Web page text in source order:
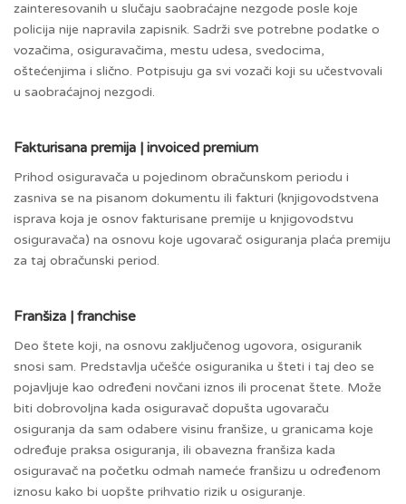
zainteresovanih u slučaju saobraćajne nezgode posle koje
policija nije napravila zapisnik. Sadrži sve potrebne podatke o
vozačima, osiguravačima, mestu udesa, svedocima,
oštećenjima i slično. Potpisuju ga svi vozači koji su učestvovali
u saobraćajnoj nezgodi.
Fakturisana premija | invoiced premium
Prihod osiguravača u pojedinom obračunskom periodu i
zasniva se na pisanom dokumentu ili fakturi (knjigovodstvena
isprava koja je osnov fakturisane premije u knjigovodstvu
osiguravača) na osnovu koje ugovarač osiguranja plaća premiju
za taj obračunski period.
Franšiza | franchise
Deo štete koji, na osnovu zaključenog ugovora, osiguranik
snosi sam. Predstavlja učešće osiguranika u šteti i taj deo se
pojavljuje kao određeni novčani iznos ili procenat štete. Može
biti dobrovoljna kada osiguravač dopušta ugovaraču
osiguranja da sam odabere visinu franšize, u granicama koje
određuje praksa osiguranja, ili obavezna franšiza kada
osiguravač na početku odmah nameće franšizu u određenom
iznosu kako bi uopšte prihvatio rizik u osiguranje.